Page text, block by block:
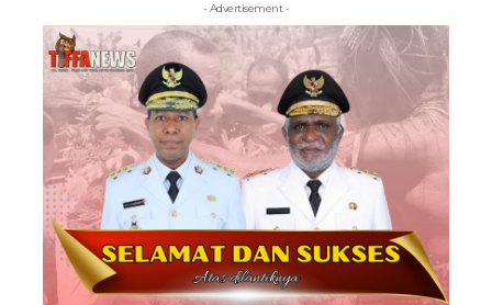
- Advertisement -